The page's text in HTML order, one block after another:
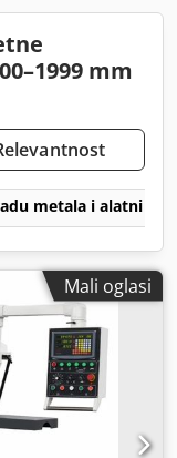
mm
metala i alatni
Mali oglasi